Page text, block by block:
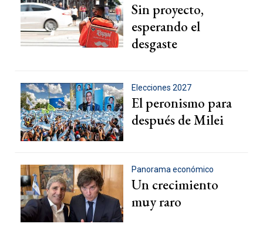
Sin proyecto,
esperando el
desgaste
Elecciones 2027
El peronismo para
después de Milei
Panorama económico
Un crecimiento
muy raro